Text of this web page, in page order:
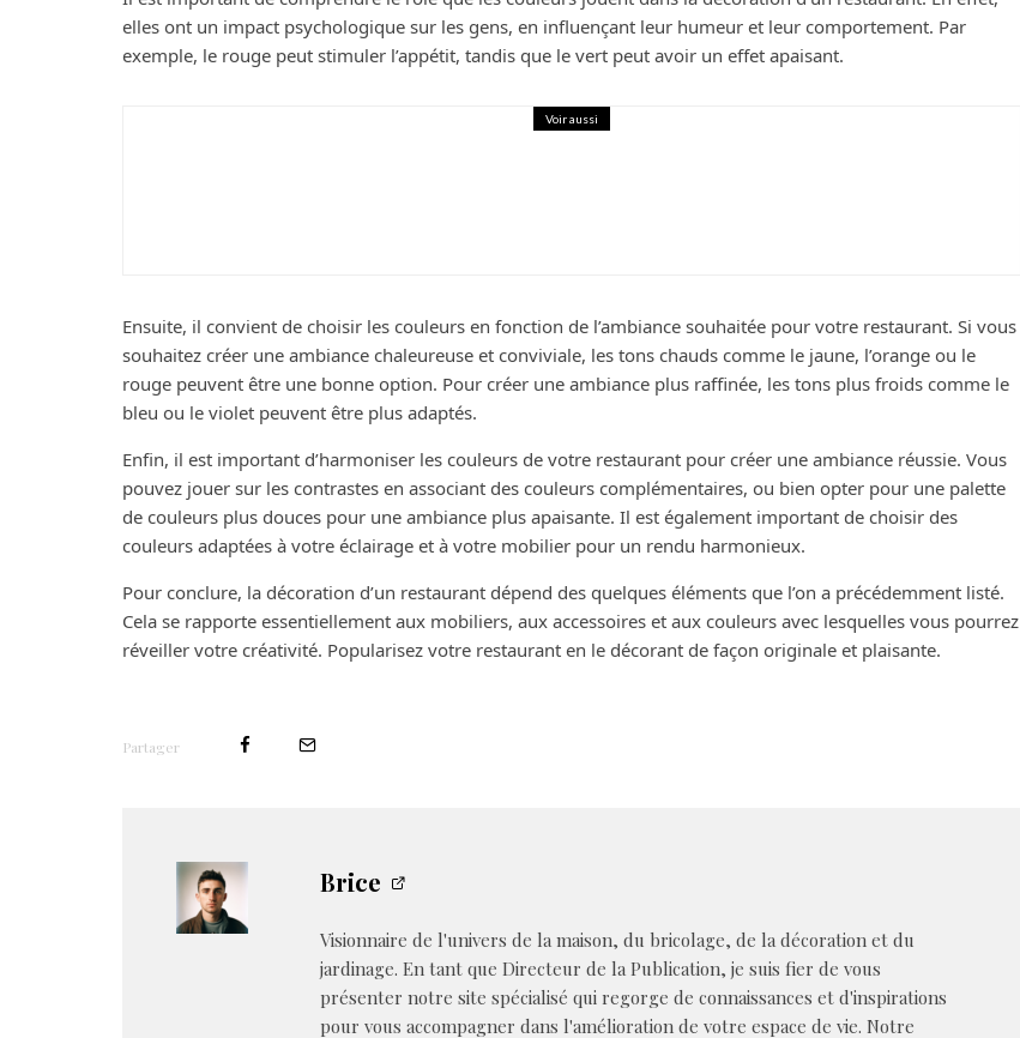
elles ont un impact psychologique sur les gens, en influençant leur humeur et leur comportement. Par
exemple, le rouge peut stimuler l’appétit, tandis que le vert peut avoir un effet apaisant.
Voir aussi
Ensuite, il convient de choisir les couleurs en fonction de l’ambiance souhaitée pour votre restaurant. Si vous
souhaitez créer une ambiance chaleureuse et conviviale, les tons chauds comme le jaune, l’orange ou le
rouge peuvent être une bonne option. Pour créer une ambiance plus raffinée, les tons plus froids comme le
bleu ou le violet peuvent être plus adaptés.
Enfin, il est important d’harmoniser les couleurs de votre restaurant pour créer une ambiance réussie. Vous
pouvez jouer sur les contrastes en associant des couleurs complémentaires, ou bien opter pour une palette
de couleurs plus douces pour une ambiance plus apaisante. Il est également important de choisir des
couleurs adaptées à votre éclairage et à votre mobilier pour un rendu harmonieux.
Pour conclure, la décoration d’un restaurant dépend des quelques éléments que l’on a précédemment listé.
Cela se rapporte essentiellement aux mobiliers, aux accessoires et aux couleurs avec lesquelles vous pourrez
réveiller votre créativité. Popularisez votre restaurant en le décorant de façon originale et plaisante.
Partager
Brice
Visionnaire de l'univers de la maison, du bricolage, de la décoration et du
jardinage. En tant que Directeur de la Publication, je suis fier de vous
présenter notre site spécialisé qui regorge de connaissances et d'inspirations
pour vous accompagner dans l'amélioration de votre espace de vie. Notre